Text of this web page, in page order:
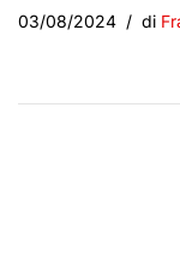
03/08/2024 di